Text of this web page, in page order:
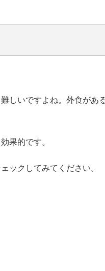
しいですよね。外食があ
果的です。
ックしてみてください。